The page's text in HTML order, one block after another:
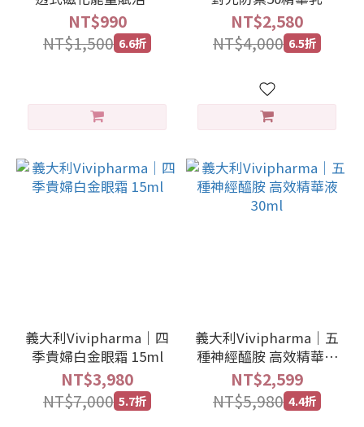
100ml
NT$990
NT$1,500 6.6折
30ml
NT$2,580
NT$4,000 6.5折
義大利Vivipharma｜四
季貴婦白金眼霜 15ml
NT$3,980
NT$7,000 5.7折
義大利Vivipharma｜五
種神經醯胺 高效精華液
30ml
NT$2,599
NT$5,980 4.4折